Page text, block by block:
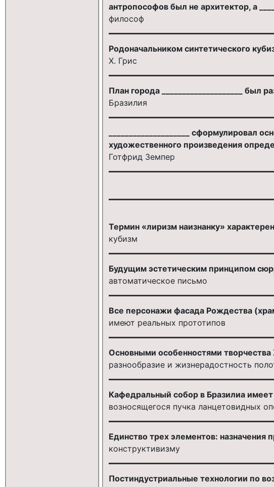
антропософов был не архитектор, а
философ
Родоначальником синтетического
Х. Грис
План города ____________________ был
Бразилия
____________________
художественного произведения
Готфрид Земпер
Термин «лиризм наизнанку»
кубизм
Будущим эстетическим принципом
автоматическое письмо
Все персонажи фасада Рождества
имеют реальных прототипов
Основными особенностями
разнообразие и жизнерадостность
Кафедральный собор в Бразилиа
возносящегося пучка ланцетовидных
Единство трех элементов: назначения
конструктивизму
Постиндустриальные технологии по